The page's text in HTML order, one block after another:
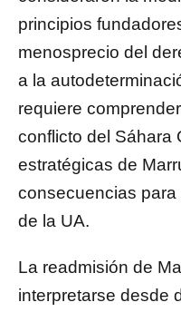
principios
menosprecio del
a la
requiere
conflicto del Sáhara
estratégicas de
consecuencias para
de la UA.
La readmisión de
interpretarse desde